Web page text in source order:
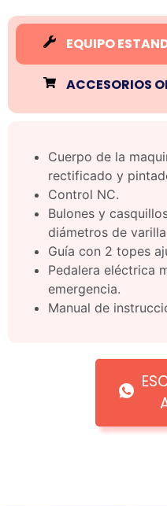
EQUIPO
ACCESORIOS
Cuerpo de la
rectificado y
Control NC.
Bulones y
diámetros de
Guía con 2 topes
Pedalera eléctrica
emergencia.
Manual de